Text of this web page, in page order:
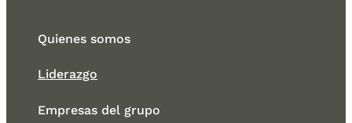
Quienes somos
Liderazgo
Empresas del grupo